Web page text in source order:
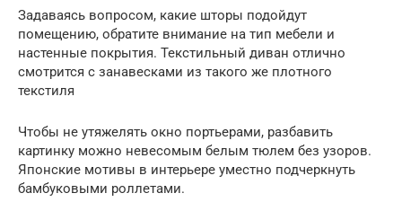
Задаваясь вопросом, какие шторы подойдут
помещению, обратите внимание на тип мебели и
настенные покрытия. Текстильный диван отлично
смотрится с занавесками из такого же плотного
текстиля
Чтобы не утяжелять окно портьерами, разбавить
картинку можно невесомым белым тюлем без узоров.
Японские мотивы в интерьере уместно подчеркнуть
бамбуковыми роллетами.